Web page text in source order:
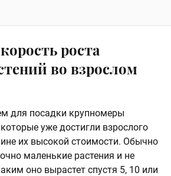
роста
во взрослом
для посадки крупномеры
уже достигли взрослого
их высокой стоимости. Обычно
маленькие растения и не
оно вырастет спустя 5, 10 или